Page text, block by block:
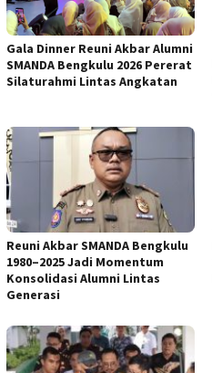
Gala Dinner Reuni Akbar Alumni
SMANDA Bengkulu 2026 Pererat
Silaturahmi Lintas Angkatan
Reuni Akbar SMANDA Bengkulu
1980–2025 Jadi Momentum
Konsolidasi Alumni Lintas
Generasi